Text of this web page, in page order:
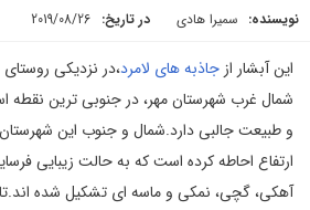
نویسنده: سمیرا هادی در تاریخ: 2019/08/26
این آبشار از جاذبه های لامرد،در نزدیکی
شمال غرب شهرستان مهر، در جنوبی ترین
و طبیعت جالبی دارد.شمال و جنوب این
ارتفاع احاطه کرده است که به حالت زیبایی
آهکی، گچی، نمکی و ماسه ای تشکیل شده